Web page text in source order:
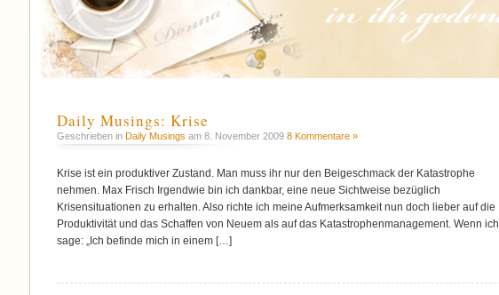
Daily Musings: Krise
Geschrieben in Daily Musings am 8. November 2009 8 Kommentare »
Krise ist ein produktiver Zustand. Man muss ihr nur den Beigeschmack der Katastrophe
nehmen. Max Frisch Irgendwie bin ich dankbar, eine neue Sichtweise bezüglich
Krisensituationen zu erhalten. Also richte ich meine Aufmerksamkeit nun doch lieber auf die
Produktivität und das Schaffen von Neuem als auf das Katastrophenmanagement. Wenn ich
sage: „Ich befinde mich in einem […]